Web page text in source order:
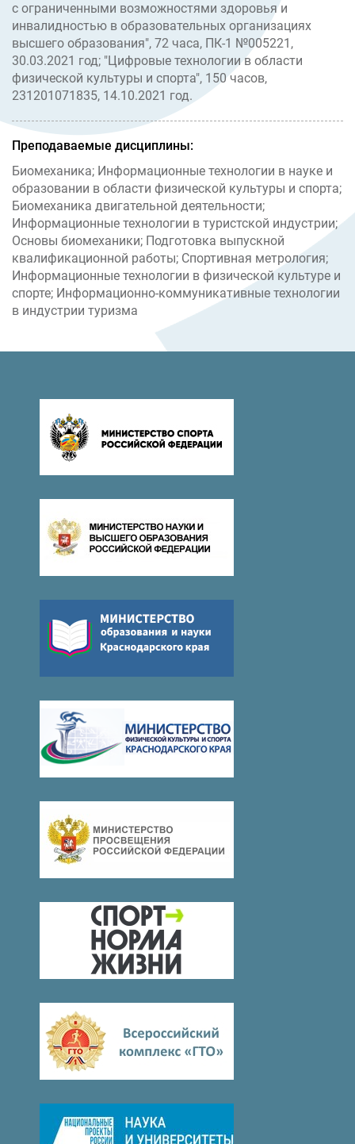
с ограниченными возможностями здоровья и
инвалидностью в образовательных организациях
высшего образования", 72 часа, ПК-1 №005221,
30.03.2021 год; "Цифровые технологии в области
физической культуры и спорта", 150 часов,
231201071835, 14.10.2021 год.
Преподаваемые дисциплины:
Биомеханика; Информационные технологии в науке и
образовании в области физической культуры и спорта;
Биомеханика двигательной деятельности;
Информационные технологии в туристской индустрии;
Основы биомеханики; Подготовка выпускной
квалификационной работы; Спортивная метрология;
Информационные технологии в физической культуре и
спорте; Информационно-коммуникативные технологии
в индустрии туризма